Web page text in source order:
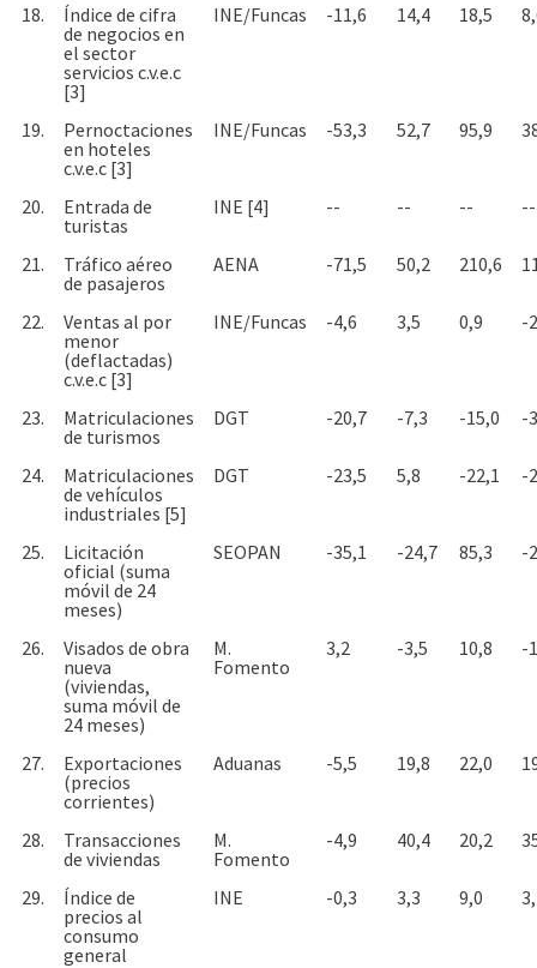
18.
Índice de cifra
de negocios en
el sector
servicios c.v.e.c
[3]
INE/Funcas -11,6 14,4 18,5
19.
Pernoctaciones
en hoteles
c.v.e.c [3]
INE/Funcas -53,3 52,7 95,9
20.
Entrada de
turistas
INE [4] -- -- -- --
21.
Tráfico aéreo
de pasajeros
AENA -71,5 50,2 210,6
22.
Ventas al por
menor
(deflactadas)
c.v.e.c [3]
INE/Funcas -4,6 3,5 0,9 -
23.
Matriculaciones
de turismos
DGT -20,7 -7,3 -15,0 -
24.
Matriculaciones
de vehículos
industriales [5]
DGT -23,5 5,8 -22,1 -
25.
Licitación
oficial (suma
móvil de 24
meses)
SEOPAN -35,1 -24,7 85,3 -
26.
Visados de obra
nueva
(viviendas,
suma móvil de
24 meses)
M.
Fomento
3,2 -3,5 10,8 -
27.
Exportaciones
(precios
corrientes)
Aduanas -5,5 19,8 22,0
28.
Transacciones
de viviendas
M.
Fomento
-4,9 40,4 20,2
29.
Índice de
precios al
consumo
general
INE -0,3 3,3 9,0